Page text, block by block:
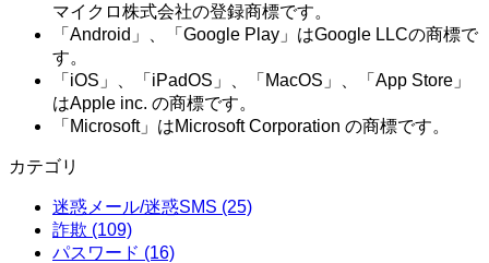
マイクロ株式会社の登録商標です。
「Android」、「Google Play」はGoogle LLCの商標で
す。
「iOS」、「iPadOS」、「MacOS」、「App Store」
はApple inc. の商標です。
「Microsoft」はMicrosoft Corporation の商標です。
カテゴリ
迷惑メール/迷惑SMS (25)
詐欺 (109)
パスワード (16)